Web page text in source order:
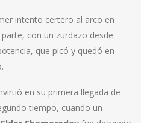
intento certero al arco en
con un zurdazo desde
que picó y quedó en
en su primera llegada de
tiempo, cuando un